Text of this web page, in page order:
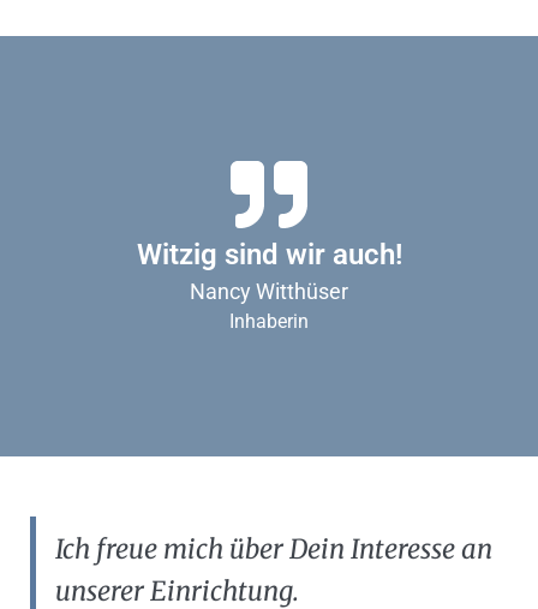
Witzig sind wir auch!
Nancy Witthüser
Inhaberin
Ich freue mich über Dein Interesse an
unserer Einrichtung.